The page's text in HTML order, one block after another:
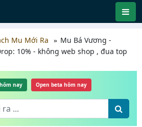
Mu Mới Ra
Mu Bá Vương -
10% - không web shop , đua top
nay Open beta hôm nay